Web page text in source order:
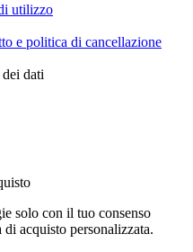
utilizzo
e politica di cancellazione
dati
solo con il tuo consenso
acquisto personalizzata.